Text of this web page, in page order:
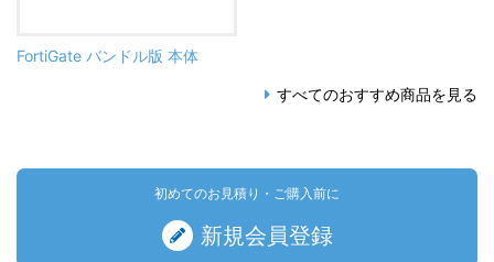
FortiGate バンドル版 本体
すべてのおすすめ商品を見る
初めてのお見積り・ご購入前に
新規会員登録